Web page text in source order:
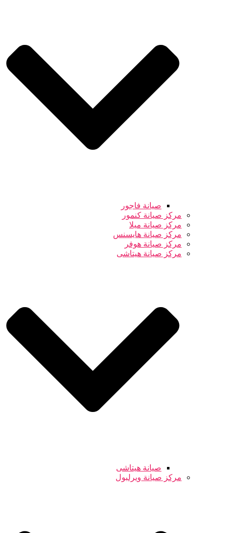
صيانة فاجور
مركز صيانة كنمور
مركز صيانة ميلا
مركز صيانة هايسنس
مركز صيانة هوفر
مركز صيانة هيتاشى
صيانة هيتاشى
مركز صيانة ويرلبول